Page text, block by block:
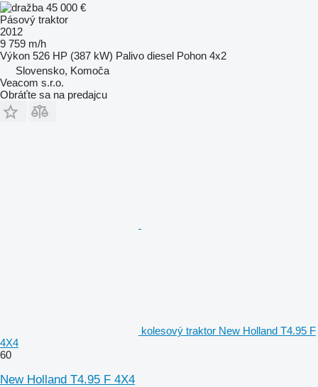
45 000 €
Pásový traktor
2012
9 759 m/h
Výkon 526 HP (387 kW) Palivo diesel Pohon 4x2
Slovensko, Komoča
Veacom s.r.o.
Obráťte sa na predajcu
kolesový traktor New Holland T4.95 F
4X4
60
New Holland T4.95 F 4X4